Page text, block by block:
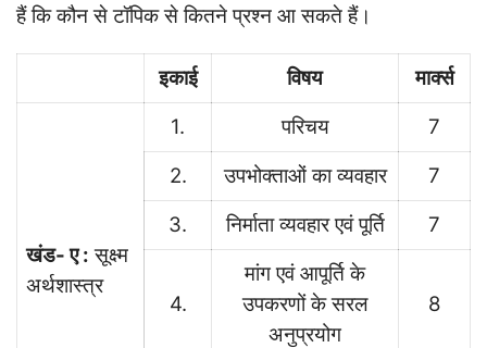
हैं कि कौन से टॉपिक से कितने प्रश्न आ सकते हैं।
इकाई विषय मार्क्स
खंड- ए : सूक्ष्म
अर्थशास्त्र
1. परिचय
7
2.
उपभोक्ताओं का व्यवहार
7
3.
निर्माता व्यवहार एवं पूर्ति 7
4.
मांग एवं आपूर्ति के
उपकरणों के सरल
अनुप्रयोग
8